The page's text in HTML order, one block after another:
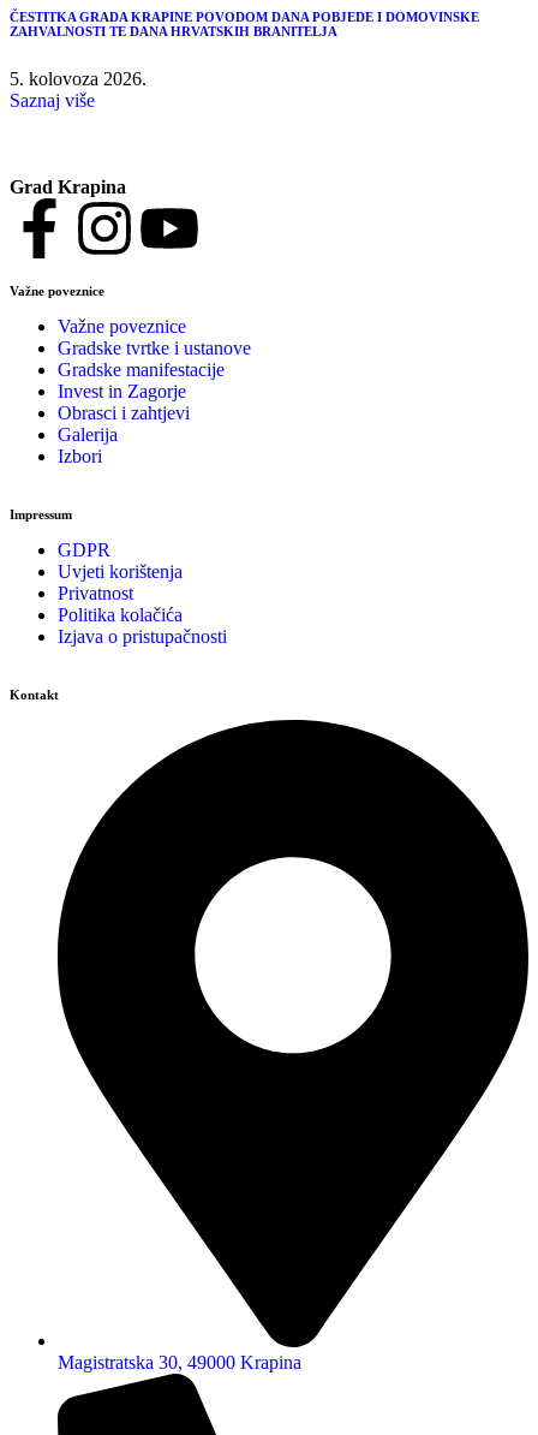
ČESTITKA GRADA KRAPINE POVODOM DANA POBJEDE I DOMOVINSKE
ZAHVALNOSTI TE DANA HRVATSKIH BRANITELJA
5. kolovoza 2026.
Saznaj više
Grad Krapina
Važne poveznice
Važne poveznice
Gradske tvrtke i ustanove
Gradske manifestacije
Invest in Zagorje
Obrasci i zahtjevi
Galerija
Izbori
Impressum
GDPR
Uvjeti korištenja
Privatnost
Politika kolačića
Izjava o pristupačnosti
Kontakt
Magistratska 30, 49000 Krapina